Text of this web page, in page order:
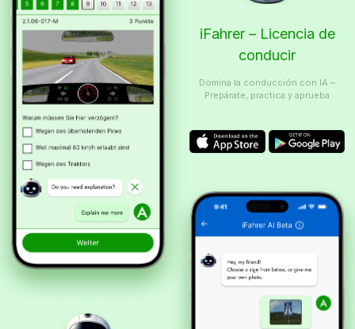
iFahrer – Licencia de
conducir
Domina la conducción con IA –
Prepárate, practica y aprueba